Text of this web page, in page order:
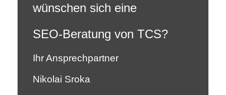
wünschen sich eine
SEO-Beratung von TCS?
Ihr Ansprechpartner
Nikolai Sroka